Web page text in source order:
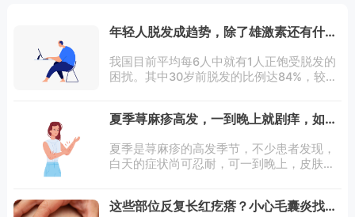
年轻人脱发成趋势，除了雄激素还有什么
我国目前平均每6人中就有1人正饱受脱发的
困扰。其中30岁前脱发的比例达84%，较上
人。英年早“脱”不是脱单不是脱贫
夏季荨麻疹高发，一到晚上就剧痒，如何
夏季是荨麻疹的高发季节，不少患者发现，
白天的症状尚可忍耐，可一到晚上，皮肤就
夜间加重？又该如何科学应对？下面为您详
这些部位反复长红疙瘩？小心毛囊炎找上